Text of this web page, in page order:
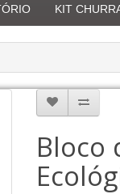
KIT
Bloco